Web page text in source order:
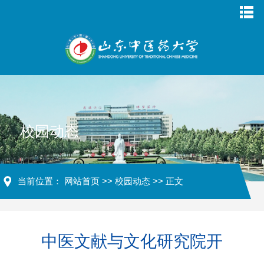
校园动态
当前位置： 网站首页 >> 校园动态 >> 正文
中医文献与文化研究院开